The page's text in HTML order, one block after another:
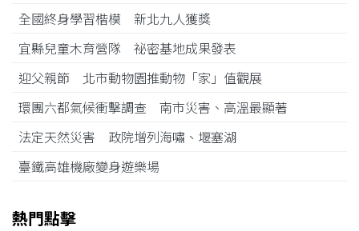
全國終身學習楷模 新北九人獲獎
宜縣兒童木育營隊 祕密基地成果發表
迎父親節 北市動物園推動物「家」值觀展
環團六都氣候衝擊調查 南市災害、高溫最顯著
法定天然災害 政院增列海嘯、堰塞湖
臺鐵高雄機廠變身遊樂場
熱門點擊